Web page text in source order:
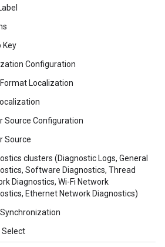
Key
Configuration
Localization
Source Configuration
Source
clusters (Diagnostic Logs, General
Software Diagnostics, Thread
Diagnostics, Wi-Fi Network
Ethernet Network Diagnostics)
Select